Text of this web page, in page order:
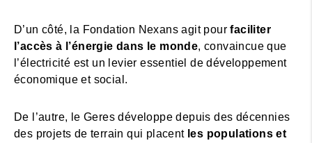
D’un côté, la Fondation Nexans agit pourfaciliter
l’accès à l’énergie dans le monde, convaincue que
l’électricité est un levier essentiel de développement
économique et social.
De l’autre, le Geres développe depuis des décennies
des projets de terrain qui placent les populations et